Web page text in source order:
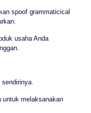
spoof grammaticical
usaha Anda
untuk melaksanakan